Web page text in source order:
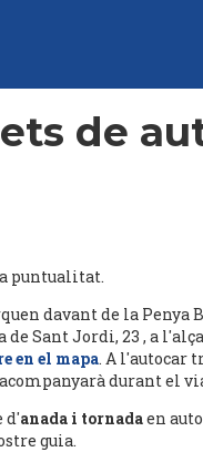
de
puntualitat.
davant de la Penya
de Sant Jordi, 23 , a
en el mapa. A l'autocar
durant el
d'anada i tornadaen
guia.